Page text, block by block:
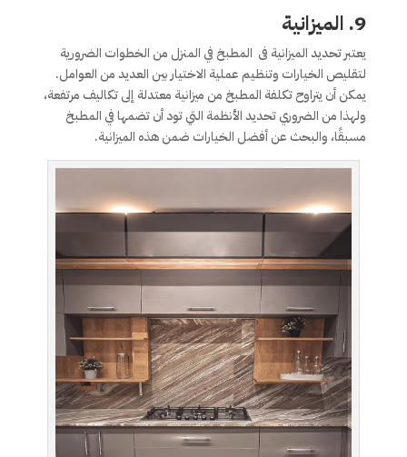
9. الميزانية
يعتبر تحديد الميزانية فى المطبخ في المنزل من الخطوات الضرورية
لتقليص الخيارات وتنظيم عملية الاختيار بين العديد من العوامل.
يمكن أن يتراوح تكلفة المطبخ من ميزانية معتدلة إلى تكاليف مرتفعة،
ولهذا من الضروري تحديد الأنظمة التي تود أن تضمها في المطبخ
مسبقًا، والبحث عن أفضل الخيارات ضمن هذه الميزانية.